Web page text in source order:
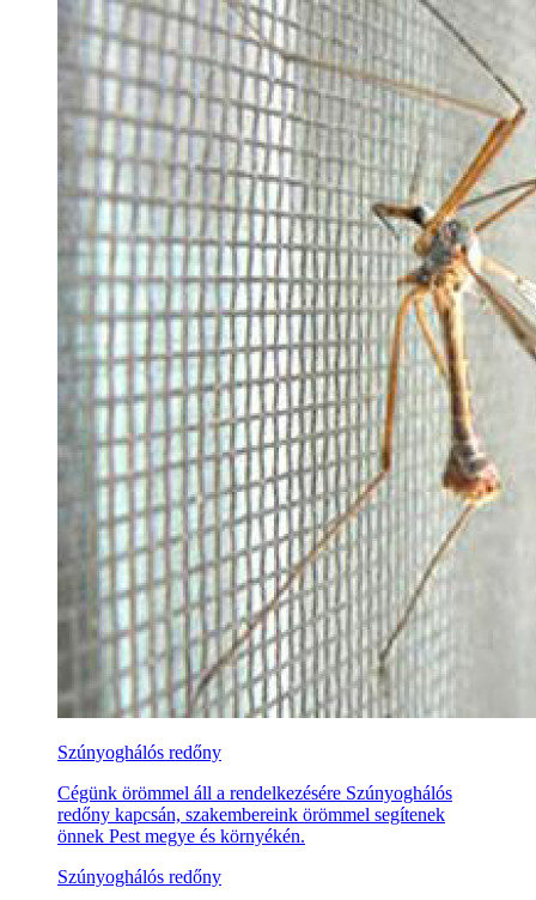
Szúnyoghálós redőny
Cégünk örömmel áll a rendelkezésére Szúnyoghálós
redőny kapcsán, szakembereink örömmel segítenek
önnek Pest megye és környékén.
Szúnyoghálós redőny